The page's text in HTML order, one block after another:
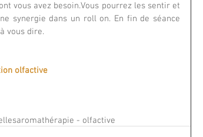
vous avez besoin.Vous pourrez les sentir et
synergie dans un roll on. En fin de séance
vous dire.
olfactive
aromathérapie - olfactive